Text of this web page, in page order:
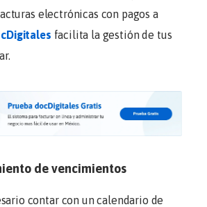
electrónicas con pagos a
facilita la gestión de tus
de vencimientos
contar con un calendario de